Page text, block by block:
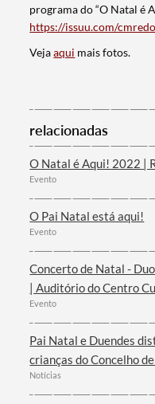
Termo de Pesquisa
Categorias gerais
programa do “O Natal é
https://issuu.com/
Vejaaqui mais fotos.
relacionadas
O Natal é Aqui! 2022 |
Evento
O Pai Natal está aqui!
Evento
Concerto de Natal -
| Auditório do Centro
Evento
Pai Natal e Duendes
crianças do Concelho
Notícias